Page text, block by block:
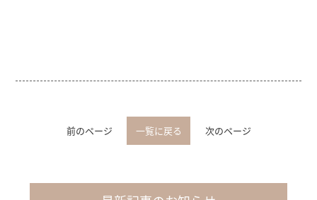
前のページ 一覧に戻る 次のページ